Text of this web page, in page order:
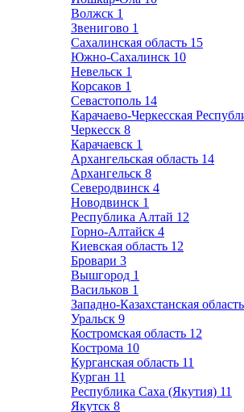
Волжск 1
Звенигово 1
Сахалинская область 15
Южно-Сахалинск 10
Невельск 1
Корсаков 1
Севастополь 14
Карачаево-Черкесская
Черкесск 8
Карачаевск 1
Архангельская область 14
Архангельск 8
Северодвинск 4
Новодвинск 1
Республика Алтай 12
Горно-Алтайск 4
Киевская область 12
Бровари 3
Вышгород 1
Васильков 1
Западно-Казахстанская область
Уральск 9
Костромская область 12
Кострома 10
Курганская область 11
Курган 11
Республика Саха (Якутия) 11
Якутск 8